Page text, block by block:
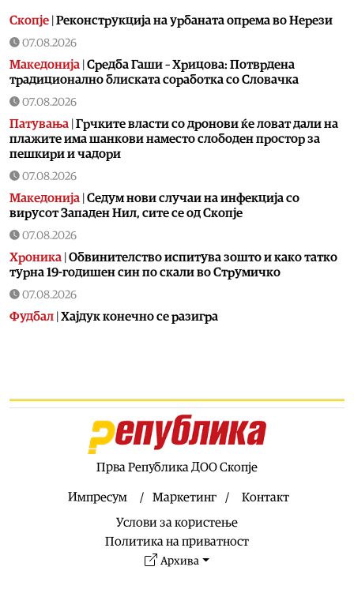
Скопје Реконструкција на урбаната опрема во Нерези
07.08.2026
Македонија Средба Гаши – Хрицова: Потврдена
традиционално блиската соработка со Словачка
07.08.2026
Патувања Грчките власти со дронови ќе ловат дали на
плажите има шанкови наместо слободен простор за
пешкири и чадори
07.08.2026
Македонија Седум нови случаи на инфекција со
вирусот Западен Нил, сите се од Скопје
07.08.2026
Хроника Обвинителство испитува зошто и како татко
турна 19-годишен син по скали во Струмичко
07.08.2026
Фудбал Хајдук конечно се разигра
Тешко повредена патничка во судир на
автобус во Аеродром
Калеидоскоп|Газирана или обична вода: Што е
Украина има 200.000 дезертери
Прва Република ДОО Скопје
Импресум Маркетинг
Контакт
Услови за користење
Политика на приватност
Архива